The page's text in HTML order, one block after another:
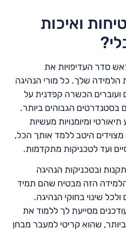
ואיכות
סדר העדיפויות את
הלמידה שלך. כל מורי הנהיגה
ועוברים הכשרה קפדנית על
הגבוהים ביותר.
ומיומנויות מעשיות
היטב ללמד אותך הכל,
ועד לטכניקות מתקדמות.
ובטכניקות הנהיגה
הזה מבטיח שהם תמיד
שינוי בחוקי הנהיגה.
מסייעת לך ללמוד את
ביותר, שהוא קריטי למעבר מבחן